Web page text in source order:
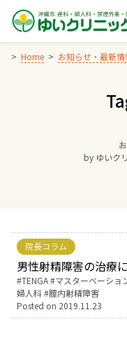
Skip
content
Home お知らせ・最新情
by ゆいク
院長コラム
男性射精障害の治療
Tags:
TENGA マスターベーショ
婦人科 膣内射精障害
Posted on 2019.11.23